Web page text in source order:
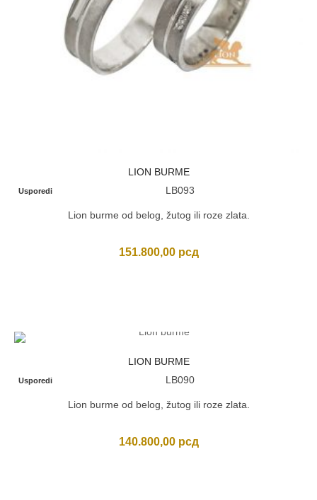
LION BURME
Usporedi LB093
Lion burme od belog, žutog ili roze zlata.
151.800,00 рсд
LION BURME
Usporedi LB090
Lion burme od belog, žutog ili roze zlata.
140.800,00 рсд